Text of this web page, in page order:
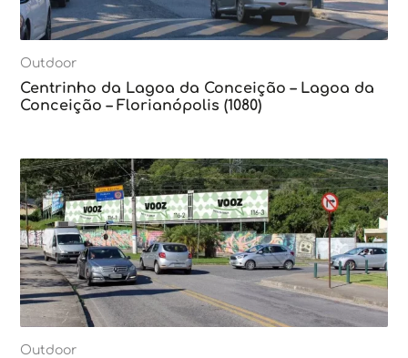
Outdoor
Centrinho da Lagoa da Conceição – Lagoa da
Conceição – Florianópolis (1080)
Outdoor